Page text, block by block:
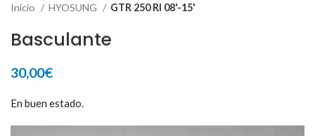
Inicio HYOSUNG GTR 250 RI 08'-15'
Basculante
30,00€
En buen estado.